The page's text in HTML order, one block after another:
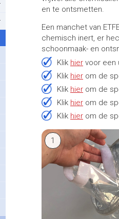
en te ontsmetten.
Een manchet van
chemisch inert, er
schoonmaak- en
Klik hier voor een
Klik hier om de
Klik hier om de
Klik hier om de
Klik hier om de
1